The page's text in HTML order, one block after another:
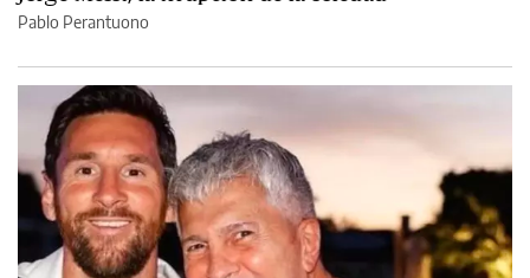
Pablo Perantuono